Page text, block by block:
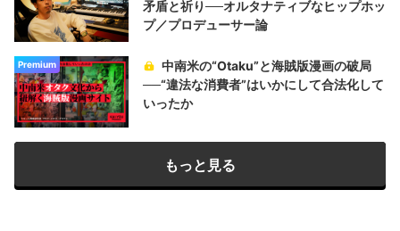
矛盾と祈り──オルタナティブなヒップホッ
プ／プロデューサー論
Premium
中南米の“Otaku”と海賊版漫画の破局
──“違法な消費者”はいかにして合法化して
いったか
もっと見る